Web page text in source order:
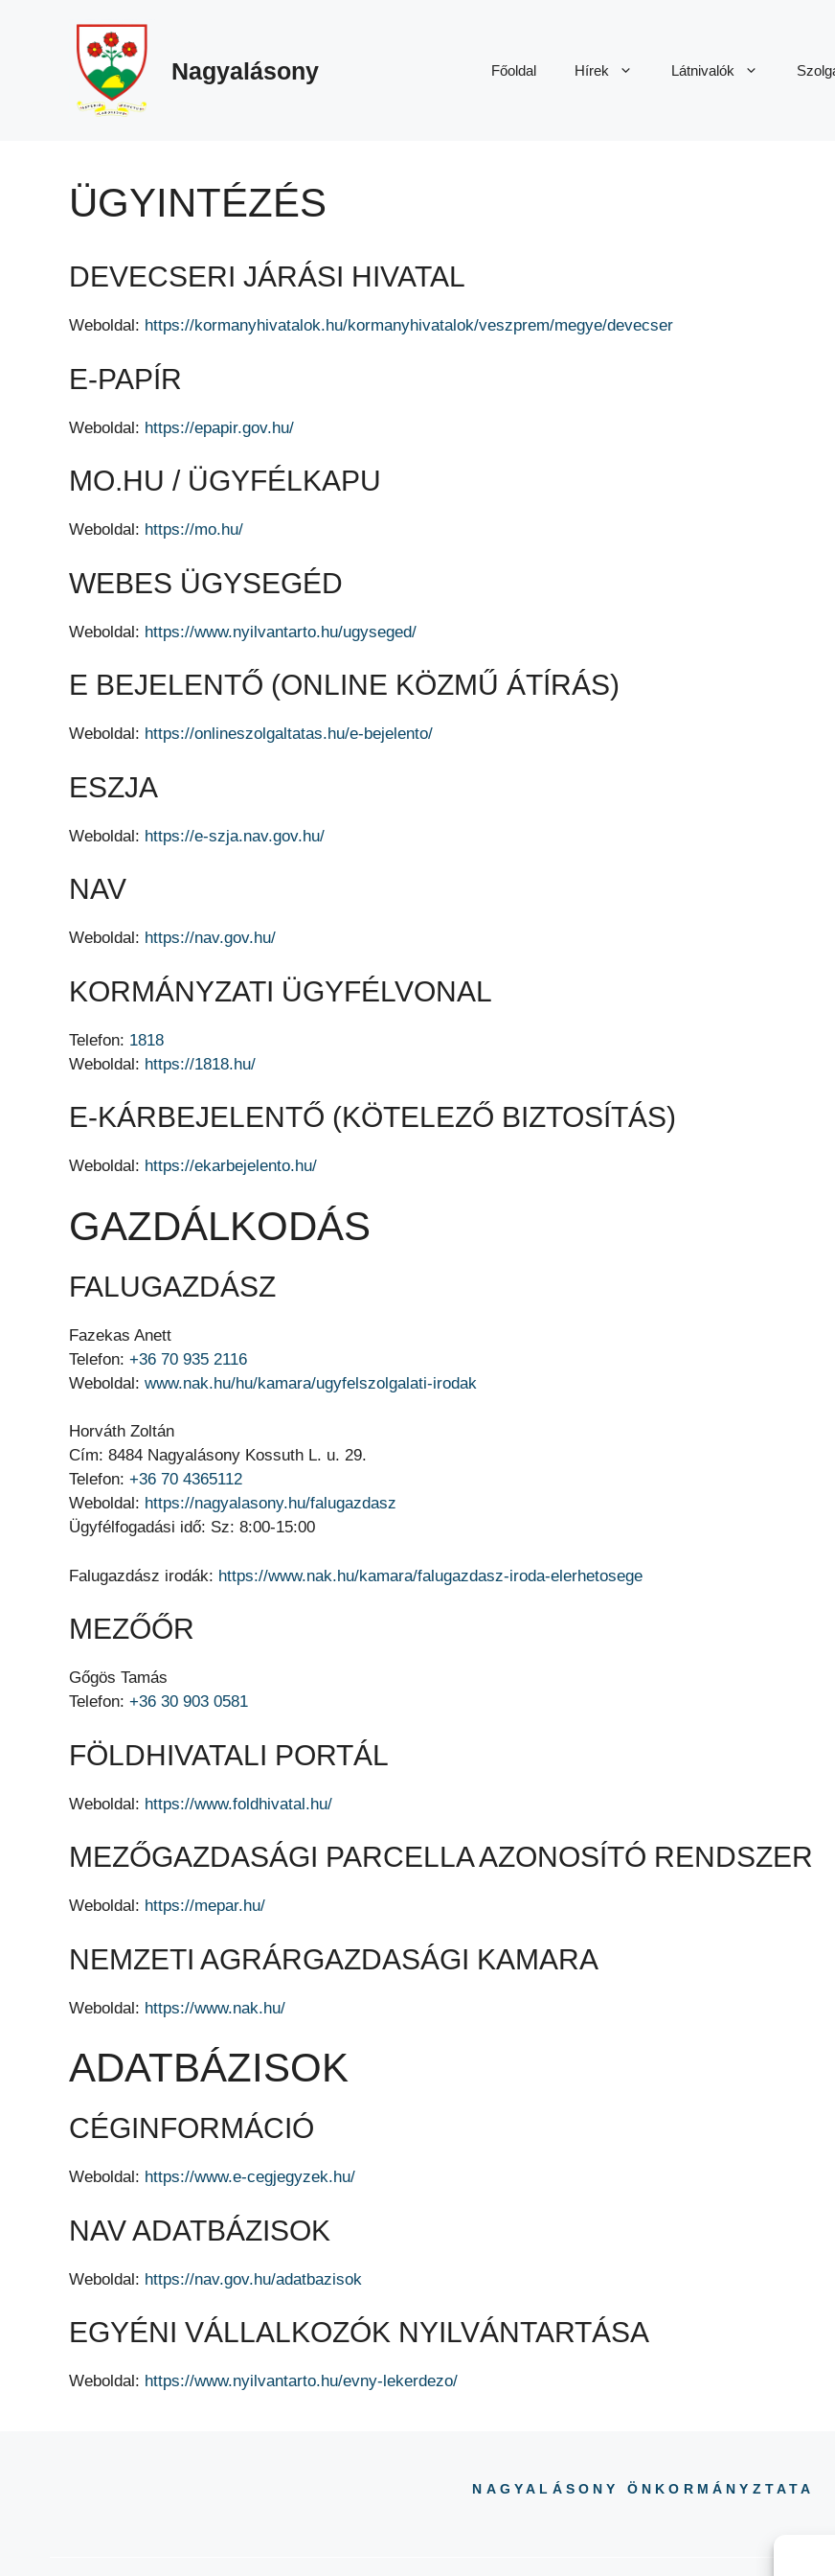
Nagyalásony Főoldal Hírek Látnivalók
ÜGYINTÉZÉS
DEVECSERI JÁRÁSI HIVATAL
Weboldal: https://kormanyhivatalok.hu/kormanyhivatalok/veszprem/megye/devecser
E-PAPÍR
Weboldal: https://epapir.gov.hu/
MO.HU / ÜGYFÉLKAPU
Weboldal: https://mo.hu/
WEBES ÜGYSEGÉD
Weboldal: https://www.nyilvantarto.hu/ugyseged/
E BEJELENTŐ (ONLINE KÖZMŰ ÁTÍRÁS)
Weboldal: https://onlineszolgaltatas.hu/e-bejelento/
ESZJA
Weboldal: https://e-szja.nav.gov.hu/
NAV
Weboldal: https://nav.gov.hu/
KORMÁNYZATI ÜGYFÉLVONAL
Telefon: 1818
Weboldal: https://1818.hu/
E-KÁRBEJELENTŐ (KÖTELEZŐ BIZTOSÍTÁS)
Weboldal: https://ekarbejelento.hu/
GAZDÁLKODÁS
FALUGAZDÁSZ
Fazekas Anett
Telefon: +36 70 935 2116
Weboldal: www.nak.hu/hu/kamara/ugyfelszolgalati-irodak
Horváth Zoltán
Cím: 8484 Nagyalásony Kossuth L. u. 29.
Telefon: +36 70 4365112
Weboldal: https://nagyalasony.hu/falugazdasz
Ügyfélfogadási idő: Sz: 8:00-15:00
Falugazdász irodák: https://www.nak.hu/kamara/falugazdasz-iroda-elerhetosege
MEZŐŐR
Gőgös Tamás
Telefon: +36 30 903 0581
FÖLDHIVATALI PORTÁL
Weboldal: https://www.foldhivatal.hu/
MEZŐGAZDASÁGI PARCELLA AZONOSÍTÓ RENDSZER
Weboldal: https://mepar.hu/
NEMZETI AGRÁRGAZDASÁGI KAMARA
Weboldal: https://www.nak.hu/
ADATBÁZISOK
CÉGINFORMÁCIÓ
Weboldal: https://www.e-cegjegyzek.hu/
NAV ADATBÁZISOK
Weboldal: https://nav.gov.hu/adatbazisok
EGYÉNI VÁLLALKOZÓK NYILVÁNTARTÁSA
Weboldal: https://www.nyilvantarto.hu/evny-lekerdezo/
NAGYALÁSONY ÖNKORMÁNYZTATA